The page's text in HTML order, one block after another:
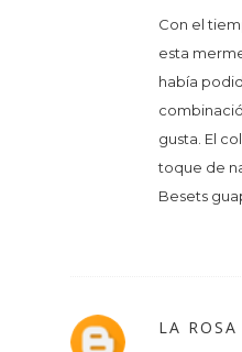
Con el
esta
había
gusta. El
toque de
Besets
LA